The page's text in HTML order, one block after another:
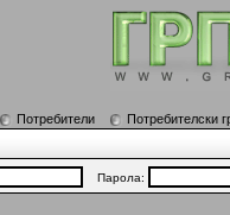
Потребители Потребителски
Парола: